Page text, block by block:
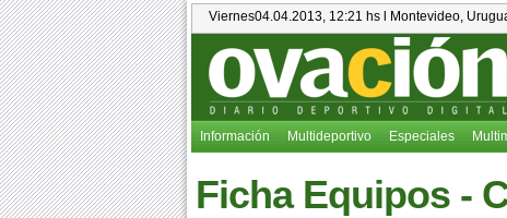
Viernes04.04.2013, 12:21 hs l Montevideo,
Información Multideportivo Especiales
Ficha Equipos -